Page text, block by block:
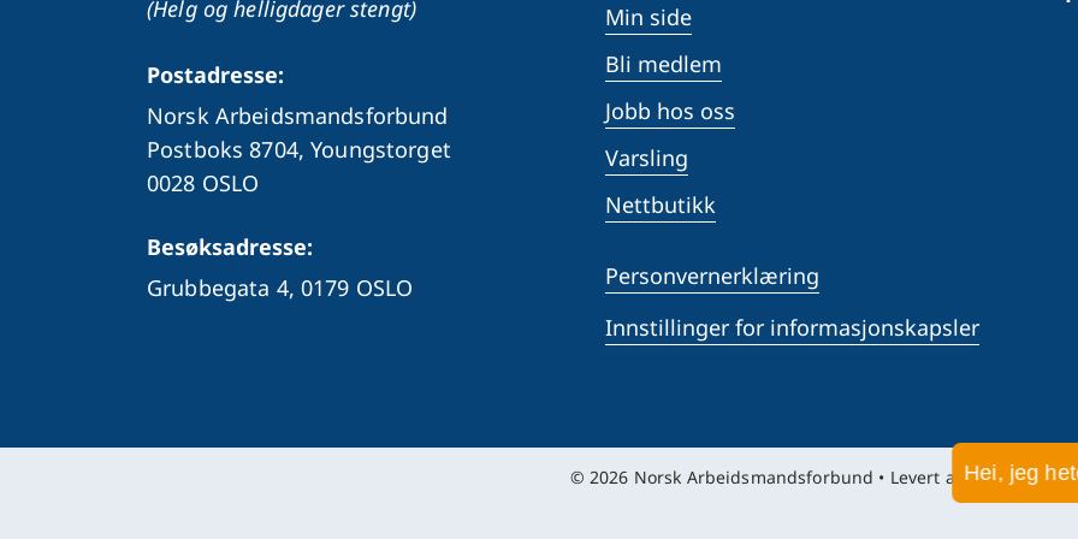
Hei, jeg
(Helg og helligdager stengt)
Postadresse:
Norsk Arbeidsmandsforbund
Postboks 8704, Youngstorget
0028 OSLO
Besøksadresse:
Grubbegata 4, 0179 OSLO
Min side
Bli medlem
Jobb hos oss
Varsling
Nettbutikk
Personvernerklæring
Innstillinger for informasjonskapsler
© 2026 Norsk Arbeidsmandsforbund • Levert avLO Media